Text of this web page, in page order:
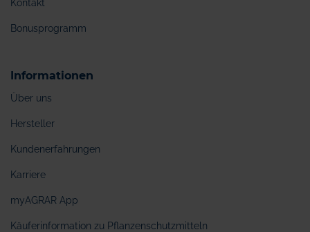
Kontakt
Bonusprogramm
Informationen
Über uns
Hersteller
Kundenerfahrungen
Karriere
myAGRAR App
Käuferinformation zu Pflanzenschutzmitteln